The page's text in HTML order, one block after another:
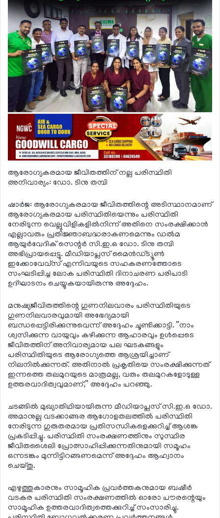
ആരോഗ്യകരമായ ജീവിതത്തിന് നല്ല പരിസ്ഥിതി
അനിവാര്യം: ഡോ. ടിനു തമ്പി
ഷാര്‍ജ: ആരോഗ്യകരമായ ജീവിതത്തിന്റെ അടിസ്ഥാനമാണ്
ആരോഗ്യകരമായ പരിസ്ഥിതിയെന്നും പരിസ്ഥിതി
നേരിടുന്ന വെല്ലുവിളികളില്‍നിന്ന് അതിനെ സംരക്ഷിക്കാന്‍
എല്ലാവരും പ്രതിജ്ഞാബദ്ധരാകണമെന്നും ഡല്‍മ
ആയുര്‍വേദിക് സെന്റര്‍ സി.ഇ.ഒ ഡോ. ടിനു തമ്പി
അഭിപ്രായപ്പെട്ടു. മീഡിയാപ്ലസ് മൈന്‍ഡ്ട്യൂണ്‍
ഇക്കോവേവ്‌സ് എന്നിവയുടെ സഹകരണത്തോടെ
സംഘടിപ്പിച്ച ലോക പരിസ്ഥിതി ദിനാചരണ പരിപാടി
ഉദ്ഘാടനം ചെയ്യുകയായിരുന്നു അദ്ദേഹം.
മനുഷ്യജീവിതത്തിന്റെ ഗുണനിലവാരം പരിസ്ഥിതിയുടെ
ഗുണനിലവാരവുമായി അഭേദ്യമായി
ബന്ധപ്പെട്ടിരിക്കുന്നുവെന്ന് അദ്ദേഹം ചൂണ്ടിക്കാട്ടി. ”നാം
ശ്വസിക്കുന്ന വായുവും കഴിക്കുന്ന ആഹാരവും ഉള്‍പ്പെടെ
ജീവിതത്തിന് അനിവാര്യമായ പല ഘടകങ്ങളും
പരിസ്ഥിതിയുടെ ആരോഗ്യത്തെ ആശ്രയിച്ചാണ്
നിലനില്‍ക്കുന്നത്. അതിനാല്‍ പ്രകൃതിയെ സംരക്ഷിക്കുന്നത്
ഇന്നത്തെ തലമുറയുടെ മാത്രമല്ല, വരും തലമുറകളോടുള്ള
ഉത്തരവാദിത്വവുമാണ്,” അദ്ദേഹം പറഞ്ഞു.
ചടങ്ങില്‍ മുഖ്യാതിഥിയായിരുന്ന മീഡിയാപ്ലസ് സി.ഇ.ഒ ഡോ.
അമാനുല്ല വടക്കാങ്ങര ആഗോളതലത്തില്‍ പരിസ്ഥിതി
നേരിടുന്ന ഗുരുതരമായ പ്രതിസന്ധികളെക്കുറിച്ച് ആശങ്ക
പ്രകടിപ്പിച്ചു. പരിസ്ഥിതി സംരക്ഷണത്തിനും സുസ്ഥിര
ജീവിതശൈലി പ്രോത്സാഹിപ്പിക്കുന്നതിനുമായി സമൂഹം
ഒന്നടങ്കം മുന്നിട്ടിറങ്ങണമെന്ന് അദ്ദേഹം ആഹ്വാനം
ചെയ്തു.
എഴുത്തുകാരനും സാമൂഹിക പ്രവര്‍ത്തകനുമായ ബഷീര്‍
വടകര പരിസ്ഥിതി സംരക്ഷണത്തില്‍ ഓരോ പൗരന്റെയും
സാമൂഹിക ഉത്തരവാദിത്വത്തെക്കുറിച്ച് സംസാരിച്ചു.